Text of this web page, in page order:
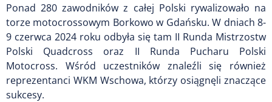
Ponad 280 zawodników z całej Polski rywalizowało na
torze motocrossowym Borkowo w Gdańsku. W dniach 8-
9 czerwca 2024 roku odbyła się tam II Runda Mistrzostw
Polski Quadcross oraz II Runda Pucharu Polski
Motocross. Wśród uczestników znaleźli się również
reprezentanci WKM Wschowa, którzy osiągnęli znaczące
sukcesy.